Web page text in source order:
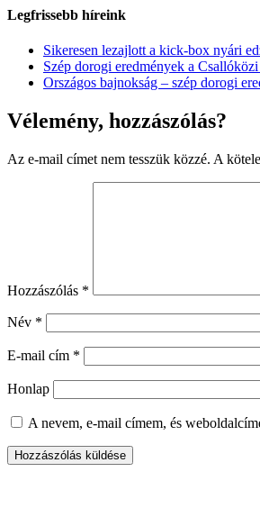
Legfrissebb híreink
Sikeresen lezajlott a kick-box nyári
Szép dorogi eredmények a
Országos bajnokság – szép dorogi
Vélemény, hozzászólás?
Az e-mail címet nem tesszük közzé. A
Hozzászólás *
Név *
E-mail cím *
Honlap
A nevem, e-mail címem, és